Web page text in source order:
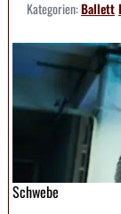
Kategorien:Ballett
Schwebe